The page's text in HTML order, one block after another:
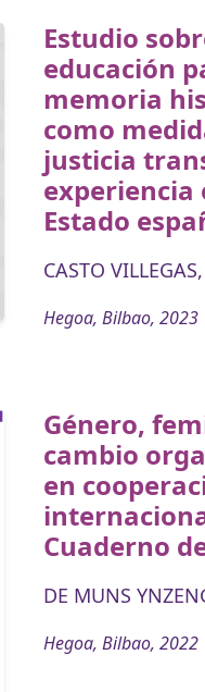
Estudio
educación
memoria
como
justicia
experiencia
Estado
CASTO
Hegoa, Bilbao, 2023
Género,
cambio
en
Cuaderno
DE MUNS
Hegoa, Bilbao, 2022